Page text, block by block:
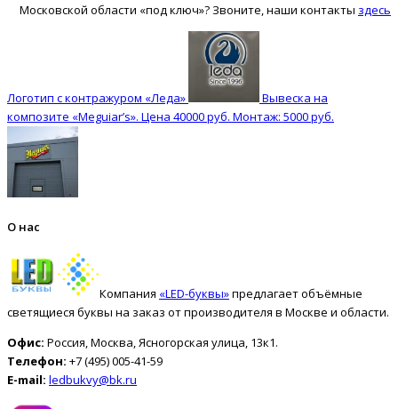
Московской области «под ключ»? Звоните, наши контакты здесь
Логотип с контражуром «Леда»
Вывеска на
композите «Meguiar’s». Цена 40000 руб. Монтаж: 5000 руб.
О нас
Компания «LED-буквы»предлагает объёмные
светящиеся буквы на заказ от производителя в Москве и области.
Офис: Россия, Москва, Ясногорская улица, 13к1.
Телефон: +7 (495) 005-41-59
E-mail: ledbukvy@bk.ru